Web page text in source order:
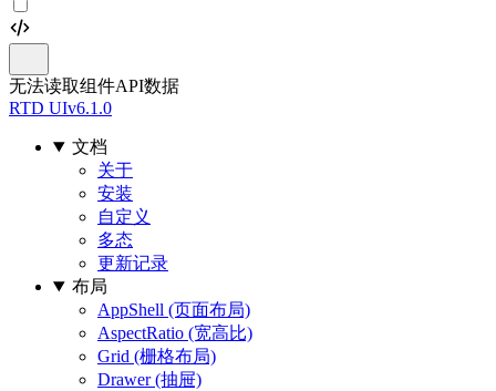
无法读取组件API数据
RTD UIv6.1.0
文档
关于
安装
自定义
多态
更新记录
布局
AppShell (页面布局)
AspectRatio (宽高比)
Grid (栅格布局)
Drawer (抽屉)